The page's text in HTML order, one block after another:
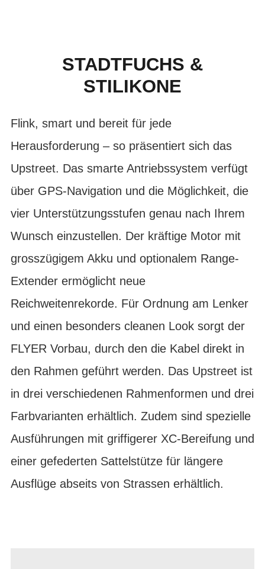
STADTFUCHS &
STILIKONE
Flink, smart und bereit für jede
Herausforderung – so präsentiert sich das
Upstreet. Das smarte Antriebssystem verfügt
über GPS-Navigation und die Möglichkeit, die
vier Unterstützungsstufen genau nach Ihrem
Wunsch einzustellen. Der kräftige Motor mit
grosszügigem Akku und optionalem Range-
Extender ermöglicht neue
Reichweitenrekorde. Für Ordnung am Lenker
und einen besonders cleanen Look sorgt der
FLYER Vorbau, durch den die Kabel direkt in
den Rahmen geführt werden. Das Upstreet ist
in drei verschiedenen Rahmenformen und drei
Farbvarianten erhältlich. Zudem sind spezielle
Ausführungen mit griffigerer XC-Bereifung und
einer gefederten Sattelstütze für längere
Ausflüge abseits von Strassen erhältlich.